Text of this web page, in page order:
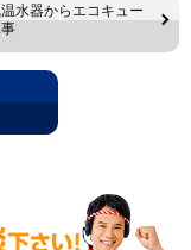
水器からエコキュー